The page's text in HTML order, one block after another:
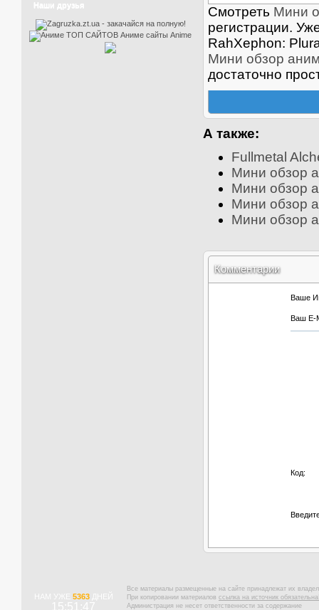
Наши друзья
Смотреть Мини
регистрации.
RahXephon:
Мини обзор
достаточно
А также:
Fullmetal
Мини обзор
Мини обзор
Мини обзор
Мини обзор
Комментарии
Ваше
Ваш E-
Код:
НАМ УЖЕ 5363ДНЕЙ
15:51:48
Все материалы размещенные на сайте принадлежат их
При копировании материалов ссылка на источник
Администрация не несет ответственности за содержание